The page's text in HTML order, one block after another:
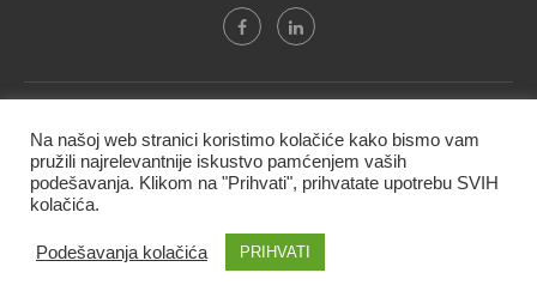
BIF PRESS doo" i ne smeju se presnositi niti koristiti, delimično
ni u celosti, bez izričite dozvole kompanije.
Na našoj web stranici koristimo kolačiće kako bismo vam
pružili najrelevantnije iskustvo pamćenjem vaših
podešavanja. Klikom na "Prihvati", prihvatate upotrebu SVIH
kolačića.
Podešavanja kolačića PRIHVATI